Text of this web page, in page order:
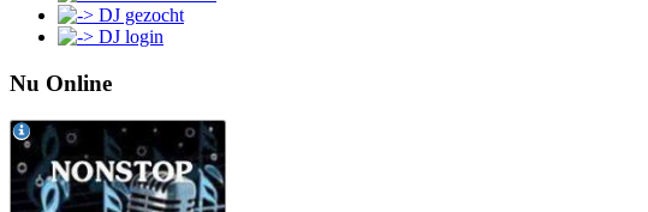
DJ gezocht
DJ login
Nu Online